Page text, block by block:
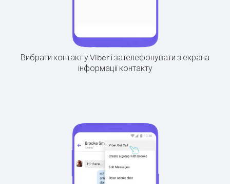
Вибрати контакт у Viber і зателефонувати з екрана
інформації контакту